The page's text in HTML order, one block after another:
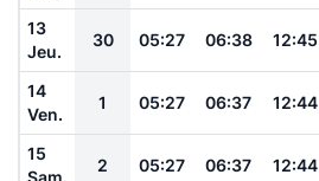
13
Jeu.
30 05:27 06:38 12:45
14
Ven.
1 05:27 06:37 12:44
15
Sam.
2 05:27 06:37 12:44